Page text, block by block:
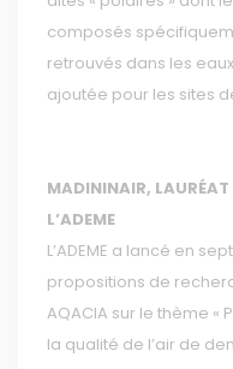
composés
retrouvés dans les
ajoutée pour les sites
MADININAIR,
L’ADEME
L’ADEME a lancé en
propositions de
AQACIA sur le thème «
la qualité de l’air de